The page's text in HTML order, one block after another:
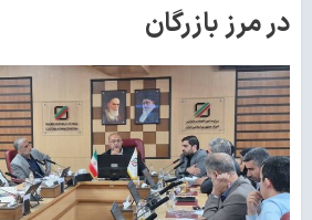
در مرز بازرگان